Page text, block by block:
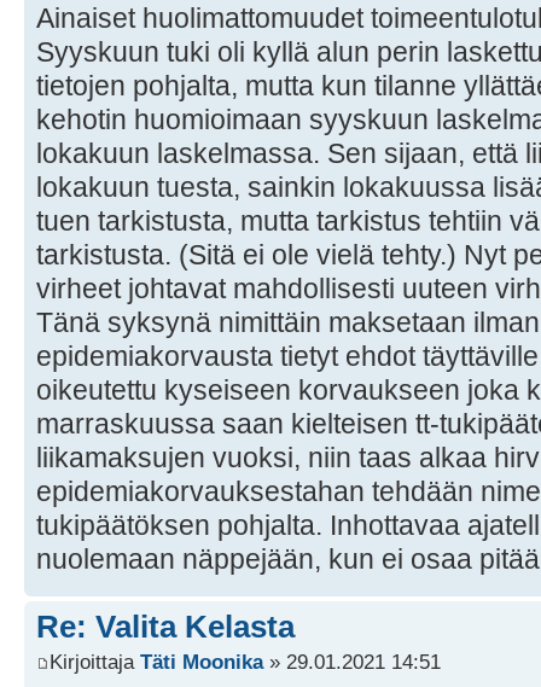
Ainaiset huolimattomuudet
Syyskuun tuki oli kyllä alun perin
tietojen pohjalta, mutta kun tilanne
kehotin huomioimaan syyskuun
lokakuun laskelmassa. Sen sijaan, että
lokakuun tuesta, sainkin lokakuussa
tuen tarkistusta, mutta tarkistus tehtiin
tarkistusta. (Sitä ei ole vielä tehty.) Nyt
virheet johtavat mahdollisesti uuteen
Tänä syksynä nimittäin maksetaan
epidemiakorvausta tietyt ehdot
oikeutettu kyseiseen korvaukseen joka
marraskuussa saan kielteisen tt-
liikamaksujen vuoksi, niin taas alkaa
epidemiakorvauksestahan tehdään
tukipäätöksen pohjalta. Inhottavaa
nuolemaan näppejään, kun ei osaa
Re: Valita Kelasta
Kirjoittaja Täti Moonika» 29.01.2021 14:51